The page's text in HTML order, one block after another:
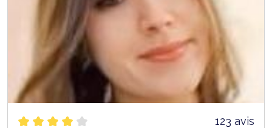
123 avis